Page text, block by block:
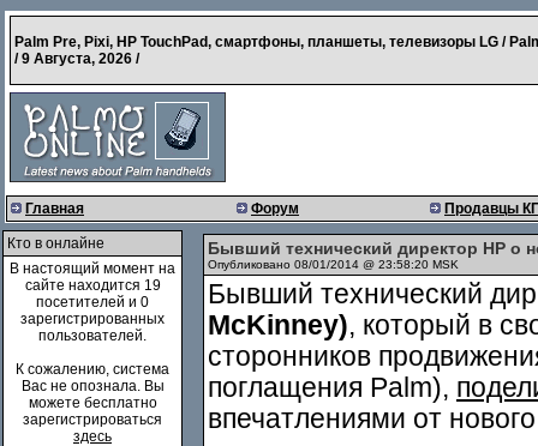
Palm Pre, Pixi, HP TouchPad, смартфоны, планшеты, телевизоры LG /
/9 Августа, 2026 /
Главная Форум Продавцы
Кто в онлайне
В настоящий момент на
сайте находится 19
посетителей и 0
зарегистрированных
пользователей.
К сожалению, система
Вас не опознала. Вы
можете бесплатно
зарегистрироваться
здесь
Бывший технический директор HP о
Опубликовано 08/01/2014 @ 23:58:20 MSK
Бывший технический
McKinney), который в
сторонников
поглащения Palm),
впечатлениями от